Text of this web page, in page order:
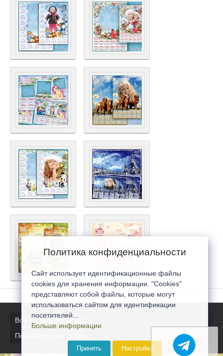
Все последние новости
Полная версия сайта
Политика конфиденциальности
Сайт использует идентификационные файлы
cookies для хранения информации. "Cookies"
представляют собой файлы, которые могут
использоваться сайтом для идентификации
посетителей...
Больше информации
Принять Настройка